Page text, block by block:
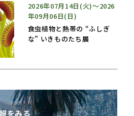
2026年07月14日(火)〜2026
年09月06日(日)
食虫植物と熱帯の “ふしぎ
な” いきものたち展